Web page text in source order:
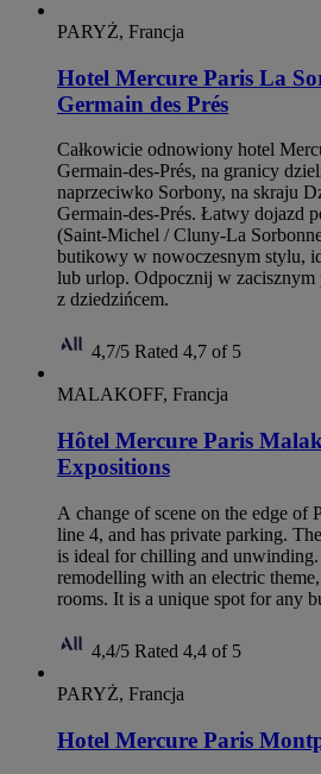
PARYŻ, Francja
Hotel Mercure Paris La
Germain des Prés
Całkowicie odnowiony hotel
Germain-des-Prés, na granicy
naprzeciwko Sorbony, na skraju
Germain-des-Prés. Łatwy dojazd
(Saint-Michel / Cluny-La
butikowy w nowoczesnym stylu,
lub urlop. Odpocznij w
z dziedzińcem.
4,7/5 Rated 4,7 of 5
MALAKOFF, Francja
Hôtel Mercure Paris
Expositions
A change of scene on the edge of
line 4, and has private parking.
is ideal for chilling and unwinding.
remodelling with an electric
rooms. It is a unique spot for any
4,4/5 Rated 4,4 of 5
PARYŻ, Francja
Hotel Mercure Paris